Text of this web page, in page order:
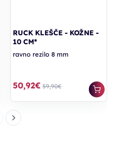
RUCK KLEŠČE - KOŽNE -
10 CM*
ravno rezilo 8 mm
50,92€ 59,90€